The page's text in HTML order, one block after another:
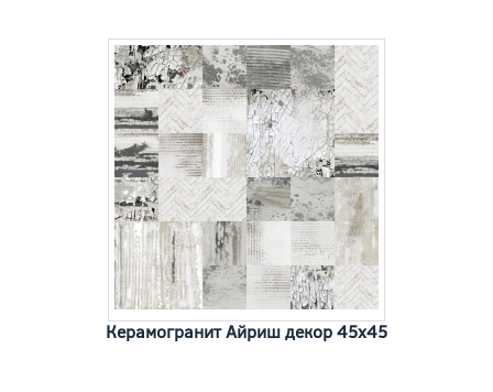
Керамогранит Айриш декор 45x45